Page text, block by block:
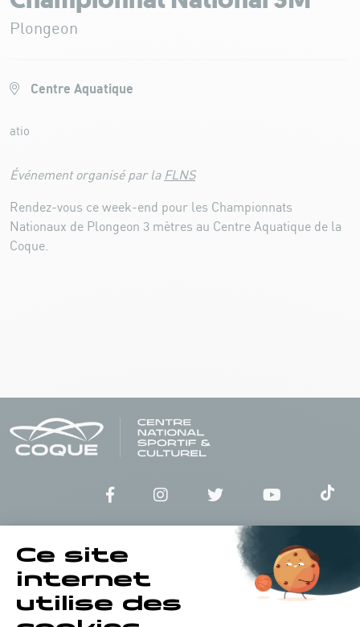
Plongeon
Centre Aquatique
atio
Événement organisé par la FLNS
Rendez-vous ce week-end pour les Championnats
Nationaux de Plongeon 3 mètres au Centre Aquatique de la
Coque.
Horaires d'ouverture du batiment de la Coque :
Lundi - vendredi : 06h30 - 22h00
Weekend : 07h30 - 19h00